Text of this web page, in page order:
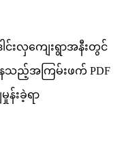
းလှကျေးရွာအနီးတွင်
သည့်အကြမ်းဖက် PDF
န်းခဲ့ရာ